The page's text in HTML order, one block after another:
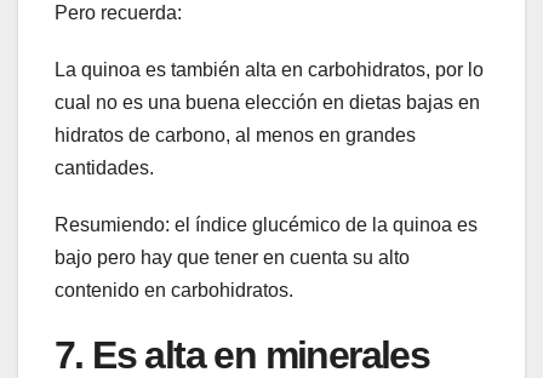
Pero recuerda:
La quinoa es también alta en carbohidratos, por lo
cual no es una buena elección en dietas bajas en
hidratos de carbono, al menos en grandes
cantidades.
Resumiendo: el índice glucémico de la quinoa es
bajo pero hay que tener en cuenta su alto
contenido en carbohidratos.
7. Es alta en minerales